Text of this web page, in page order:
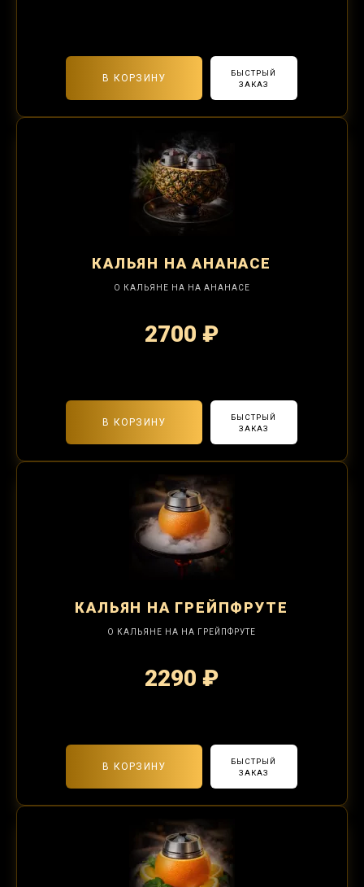
В КОРЗИНУ
БЫСТРЫЙ
ЗАКАЗ
КАЛЬЯН НА АНАНАСЕ
О КАЛЬЯНЕ НА НА АНАНАСЕ
2700 ₽
В КОРЗИНУ
БЫСТРЫЙ
ЗАКАЗ
КАЛЬЯН НА ГРЕЙПФРУТЕ
О КАЛЬЯНЕ НА НА ГРЕЙПФРУТЕ
2290 ₽
В КОРЗИНУ
БЫСТРЫЙ
ЗАКАЗ